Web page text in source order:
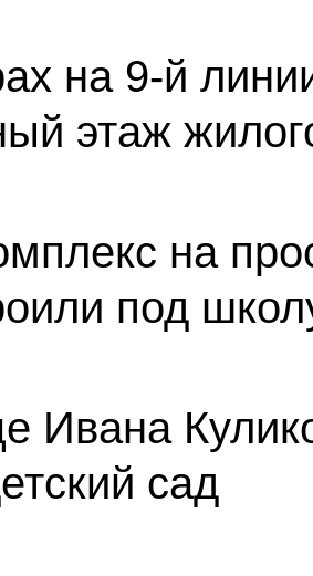
на 9-й
этаж
на
под
Ивана
сад